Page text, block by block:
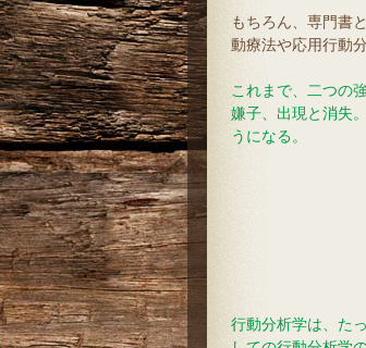
もちろん、専門書
動療法や応用行動
これまで、二つの
嫌子、出現と消失
うになる。
行動分析学は、た